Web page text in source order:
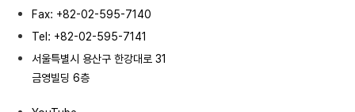
Fax: +82-02-595-7140
Tel: +82-02-595-7141
서울특별시 용산구 한강대로 31
금영빌딩 6층